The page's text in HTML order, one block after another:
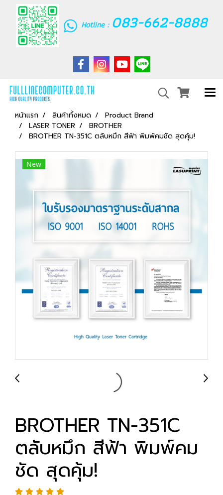
Hotline : 083-662-8888
หน้าแรก สินค้าทั้งหมด
Product Brand
LASER TONER
BROTHER
BROTHER TN-351C ตลับหมึก สีฟ้า พิมพ์คมชัด สุดคุ้ม!
New
BROTHER TN-351C
ตลับหมึก สีฟ้า พิมพ์คม
ชัด สุดคุ้ม!